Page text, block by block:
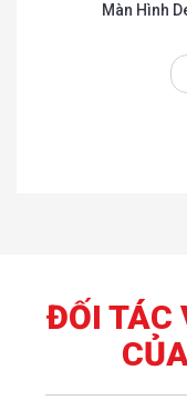
Màn Hình
ĐỐI TÁC